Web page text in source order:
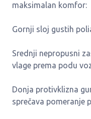
maksimalan komfor:
Gornji sloj gustih
Srednji nepropusni
vlage prema podu
Donja protivklizna
sprečava pomeranje